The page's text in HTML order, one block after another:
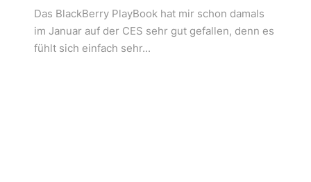
Das BlackBerry PlayBook hat mir schon damals
im Januar auf der CES sehr gut gefallen, denn es
fühlt sich einfach sehr...